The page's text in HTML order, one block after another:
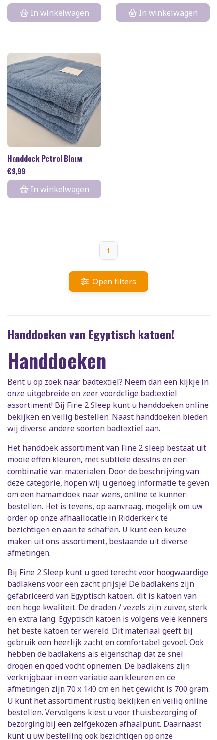
In winkelwagen
In winkelwagen
Handdoek Petrol Blauw
€9,99
In winkelwagen
1
Open filters
Handdoeken van Egyptisch katoen!
Handdoeken
Bent u op zoek naar badtextiel? Neem dan een kijkje in
onze uitgebreide en zeer voordelige badtextiel
assortiment! Bij Fine 2 Sleep kunt u handdoeken online
bekijken en veilig bestellen. Naast handdoeken bieden
wij diverse andere soorten badtextiel aan.
Het handdoek assortiment van Fine 2 sleep bestaat uit
mooie effen kleuren, met subtiele dessins en een
combinatie van materialen. Door de beschrijving van
deze categorie, hopen wij u genoeg informatie te geven
om een hamamdoek naar wens, online te kunnen
bestellen. Het is tevens, op aanvraag, mogelijk om uw
order op onze afhaallocatie in Ridderkerk te
bezichtigen en aan te schaffen. U kunt een keuze
maken uit ons assortiment, bestaande uit diverse
afmetingen.
Bij Fine 2 Sleep kunt u goed terecht voor hoogwaardige
badlakens voor een zacht prijsje! De badlakens zijn
gefabriceerd van Egyptisch katoen, dit is katoen van
een hoge kwaliteit. De draden / vezels zijn zuiver, sterk
en extra lang. Egyptisch katoen is volgens vele kenners
het beste katoen ter wereld. Dit materiaal geeft bij
gebruik een heerlijk zacht en comfortabel gevoel. Ook
hebben de badlakens als eigenschap dat ze snel
drogen en goed vocht opnemen. De badlakens zijn
verkrijgbaar in een variatie aan kleuren en de
afmetingen zijn 70 x 140 cm en het gewicht is 700 gram.
U kunt het assortiment rustig bekijken en veilig online
bestellen. Vervolgens kiest u voor thuisbezorging of
bezorging bij een zelfgekozen afhaalpunt. Daarnaast
kunt u uw bestelling ook bezichtigen op onze